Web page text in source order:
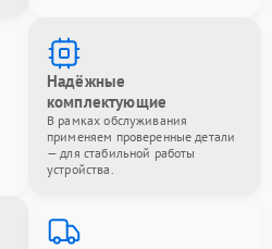
Надёжные
комплектующие
В рамках обслуживания
применяем проверенные детали
— для стабильной работы
устройства.